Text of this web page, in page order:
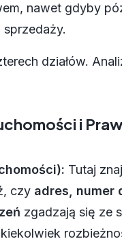
nawet gdyby
sprzedaży.
działów.
i
Tutaj
czy adres, numer
zgadzają się ze